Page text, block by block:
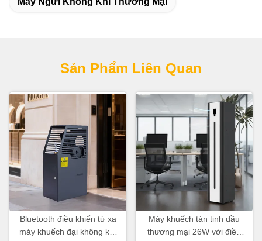
Sản Phẩm Liên Quan
Bluetooth điều khiển từ xa
máy khuếch đại không khí
Máy khuếch tán tinh dầu
thương mại 26W với điều